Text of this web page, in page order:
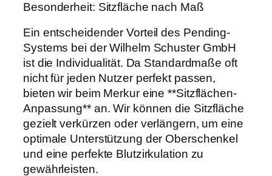
Besonderheit: Sitzfläche nach Maß
Ein entscheidender Vorteil des Pending-
Systems bei der Wilhelm Schuster GmbH
ist die Individualität. Da Standardmaße oft
nicht für jeden Nutzer perfekt passen,
bieten wir beim Merkur eine **Sitzflächen-
Anpassung** an. Wir können die Sitzfläche
gezielt verkürzen oder verlängern, um eine
optimale Unterstützung der Oberschenkel
und eine perfekte Blutzirkulation zu
gewährleisten.